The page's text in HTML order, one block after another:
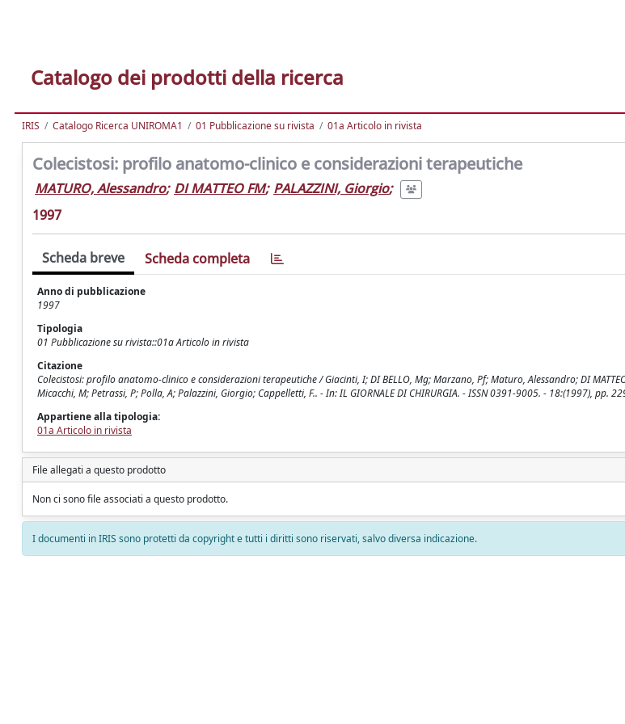
Catalogo dei prodotti della ricerca
IRIS Catalogo Ricerca UNIROMA1 01 Pubblicazione su rivista 01a Articolo in rivista
Colecistosi: profilo anatomo-clinico e considerazioni terapeutiche
MATURO, Alessandro; DI MATTEO FM; PALAZZINI, Giorgio;
1997
Scheda breve Scheda completa
Anno di pubblicazione
1997
Tipologia
01 Pubblicazione su rivista::01a Articolo in rivista
Citazione
Colecistosi: profilo anatomo-clinico e considerazioni terapeutiche / Giacinti, I; DI BELLO, Mg; Marzano, Pf; Maturo, Alessandro; DI
Micacchi, M; Petrassi, P; Polla, A; Palazzini, Giorgio; Cappelletti, F.. - In: IL GIORNALE DI CHIRURGIA. - ISSN 0391-9005. - 18:(1997), pp.
Appartiene alla tipologia:
01a Articolo in rivista
File allegati a questo prodotto
Non ci sono file associati a questo prodotto.
I documenti in IRIS sono protetti da copyright e tutti i diritti sono riservati, salvo diversa indicazione.